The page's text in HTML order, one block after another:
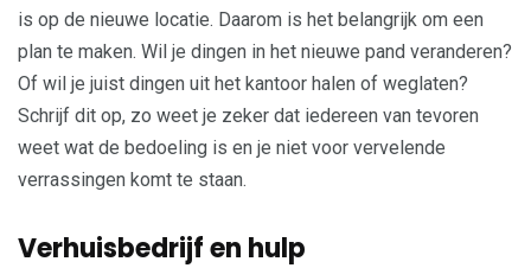
is op de nieuwe locatie. Daarom is het belangrijk om een
plan te maken. Wil je dingen in het nieuwe pand veranderen?
Of wil je juist dingen uit het kantoor halen of weglaten?
Schrijf dit op, zo weet je zeker dat iedereen van tevoren
weet wat de bedoeling is en je niet voor vervelende
verrassingen komt te staan.
Verhuisbedrijf en hulp